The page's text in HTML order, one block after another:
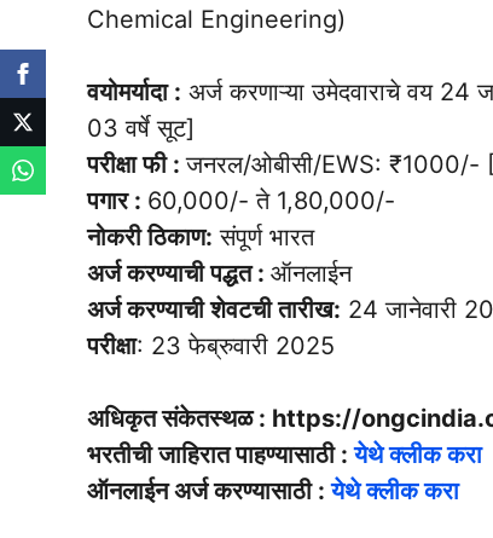
Chemical Engineering)
वयोमर्यादा : अर्ज करणाऱ्या उमेदवाराचे वय 24
03 वर्षे सूट]
परीक्षा फी :जनरल/ओबीसी/EWS: ₹1000/-
पगार : 60,000/- ते 1,80,000/-
नोकरी ठिकाण: संपूर्ण भारत
अर्ज करण्याची पद्धत : ऑनलाईन
अर्ज करण्याची शेवटची तारीख: 24 जानेवारी
परीक्षा: 23 फेब्रुवारी 2025
अधिकृत संकेतस्थळ : https://
भरतीची जाहिरात पाहण्यासाठी :येथे क्लीक करा
ऑनलाईन अर्ज करण्यासाठी :येथे क्लीक करा